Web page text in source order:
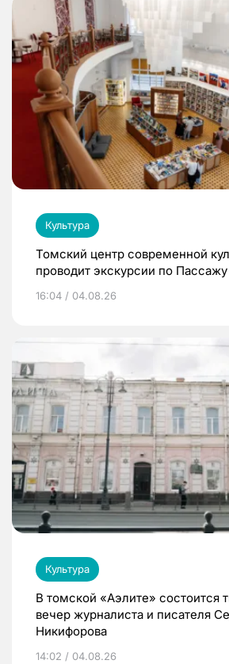
Культура
Томский центр современной
проводит экскурсии по
16:04 / 04.08.26
Культура
В томской «Аэлите» состоится
вечер журналиста и писателя
Никифорова
14:02 / 04.08.26